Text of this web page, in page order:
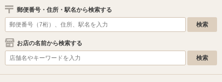
郵便番号・住所・駅名から検索する
お店の名前から検索する